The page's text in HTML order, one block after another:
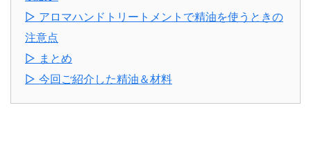
▷ アロマハンドトリートメントで精油を使うときの
注意点
▷ まとめ
▷ 今回ご紹介した精油＆材料